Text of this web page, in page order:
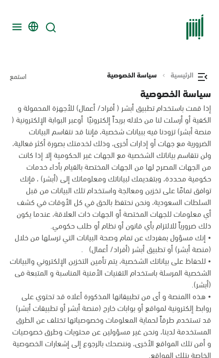
الرئيسية سياسة الخصوصية استمع
سياسة الخصوصية
إذا قمت باستخدام تطبيق أبشر ( أفراد/ أعمال) للأجهزة المحمولة و
الكفية أو أرسلت لنا من خلاله بريداً إلكترونيًا أوعبر البوابة الإلكترونية (
منصة أبشر) تزودنا فيه ببيانات شخصية، فإننا قد نتقاسم البيانات
الضرورية مع جهات أو إدارات أخرى، وذلك لخدمتك بصورة أكثر فعالية،
ولن نتقاسم بياناتك الشخصية مع الجهات غير الحكومية إلا إذا كانت
من الجهات المصرح لها من الجهات المختصة بالقيام بأداء خدمات
حكومية محددة، وبتقديمك لبياناتك ومعلوماتك إلى (أبشر) ، فإنك
توافق تمامًا على تخزين ومعالجة واستخدام تلك البيانات من قبل
السلطات السعودية، ونحن نحتفظ بالحق في كل الأوقات في كشف
أي معلومات للجهات المختصة أو الجهات ذات العلاقة، عندما يكون
ذلك ضرورياً للالتزام بأي قانون أو نظام أو طلب حكومي.
• إنك مسؤول بمفردك عن تمام وصحة البيانات التي ترسلها من خلال
(منصة أبشر) أو تطبيق أبشر (أفراد/ أعمال) .
• للحفاظ على بياناتك الشخصية، يتم تأمين التخزين الإلكتروني والبيانات
الشخصية المرسلة باستخدام التقنيات الأمنية المناسبة و المتبعة فى
(أبشر).
• هذه االمنصة و أى من تطبيقاتها المذكورة أعلاه قد تحتوي على
روابط إلكترونية لمواقع أو بوابات خارج (منصة أبشر أو تطبيقات أبشر)
قد تستخدم طرقاً لحماية المعلومات وخصوصياتها تختلف عن الطرق
المستخدمة لدينا، ونحن غير مسؤولين عن محتويات وطرق خصوصيات
و أمن تلك المواقع الأخرى، وننصحك بالرجوع إلى إشعارات الخصوصية
الخاصة بتلك المواقع.